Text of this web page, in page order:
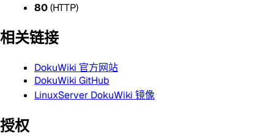
80(HTTP)
相关链接
DokuWiki 官方网站
DokuWiki GitHub
LinuxServer DokuWiki 镜像
授权